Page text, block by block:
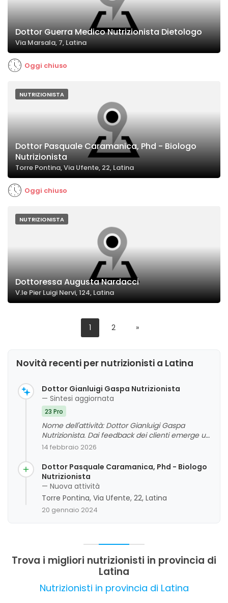
Dottor Guerra Medico Nutrizionista Dietologo
Via Marsala, 7, Latina
Oggi chiuso
NUTRIZIONISTA
Dottor Pasquale Caramanica, Phd - Biologo
Nutrizionista
Torre Pontina, Via Ufente, 22, Latina
Oggi chiuso
NUTRIZIONISTA
Dottoressa Augusta Nardacci
V.le Pier Luigi Nervi, 124, Latina
1 2 »
Novità recenti per nutrizionisti a Latina
Dottor Gianluigi Gaspa Nutrizionista
— Sintesi aggiornata
23 Pro
Nome dell'attività: Dottor Gianluigi Gaspa
Nutrizionista. Dai feedback dei clienti emerge un
giudizio complessivo molto positivo,
professionalità e capacità di ascolto del dottore.
I clienti apprezzano soprattutto l'empatia, il
supporto costante e la personalizzazione dei
piani alimentari, che contribuiscono a creare un
rapporto di fiducia e a ottenere risultati
soddisfacenti. Tra gli aspetti da migliorare non
14 febbraio 2026
Dottor Pasquale Caramanica, Phd - Biologo
Nutrizionista
— Nuova attività
Torre Pontina, Via Ufente, 22, Latina
20 gennaio 2024
Trova i migliori nutrizionisti in provincia di
Latina
Nutrizionisti in provincia di Latina